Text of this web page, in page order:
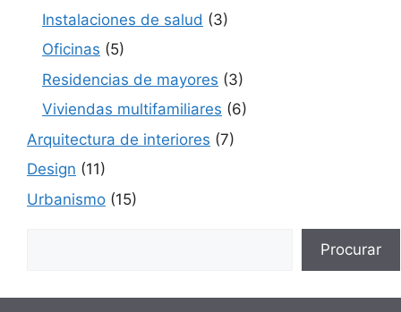
Instalaciones de salud (3)
Oficinas (5)
Residencias de mayores (3)
Viviendas multifamiliares (6)
Arquitectura de interiores (7)
Design (11)
Urbanismo (15)
Procurar